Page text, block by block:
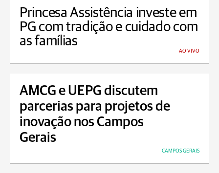
Princesa Assistência investe em
PG com tradição e cuidado com
as famílias
AO VIVO
AMCG e UEPG discutem
parcerias para projetos de
inovação nos Campos
Gerais
CAMPOS GERAIS